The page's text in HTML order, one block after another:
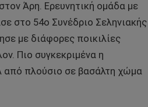
Άρη. Ερευνητική ομάδα με
στο 54ο Συνέδριο Σεληνιακής
με διάφορες ποικιλίες
Πιο συγκεκριμένα η
από πλούσιο σε βασάλτη χώμα